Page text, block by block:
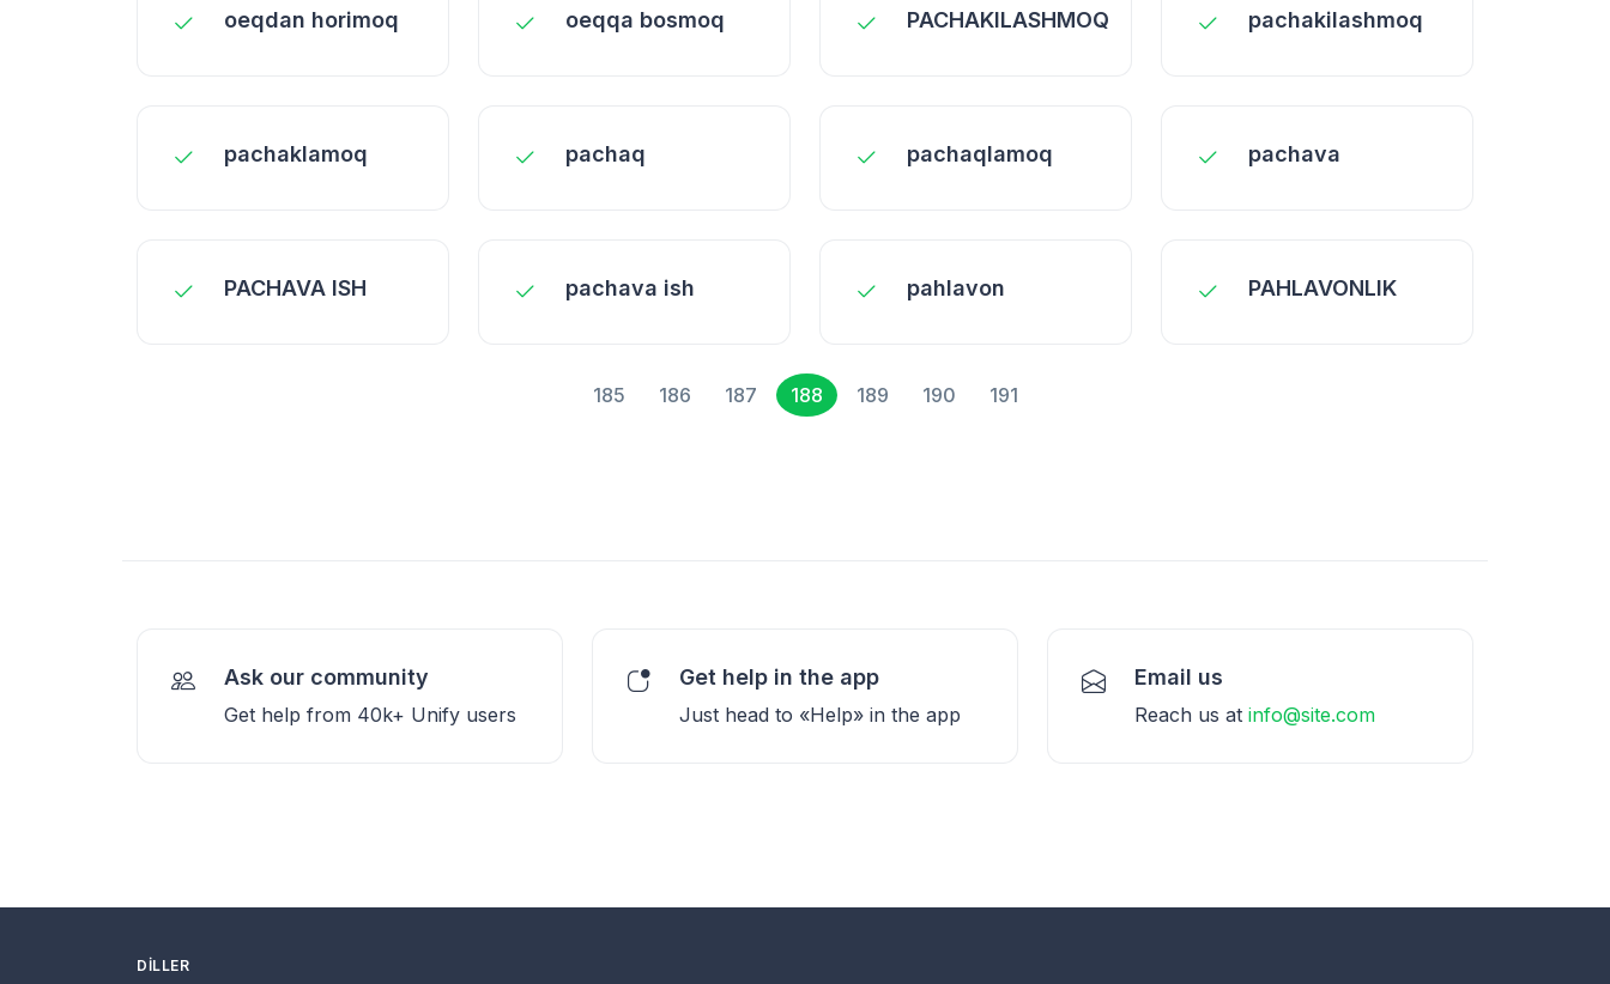
oеqdan horimoq oеqqa bosmoq PACHAKILASHMOQ pachakilashmoq
pachaklamoq pachaq pachaqlamoq pachava
PACHAVA ISH pachava ish pahlavon PAHLAVONLIK
185 186 187 188 189 190 191
Ask our community
Get help from 40k+ Unify users
Get help in the app
Just head to «Help» in the app
Email us
Reach us at info@site.com
DILLER